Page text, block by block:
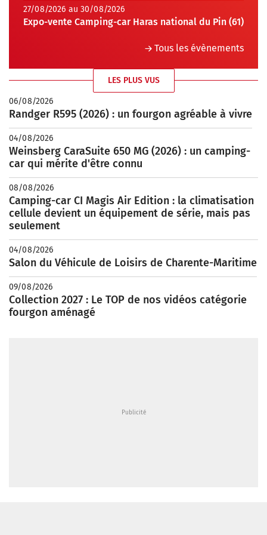
27/08/2026 au 30/08/2026
Expo-vente Camping-car Haras national du Pin (61)
Tous les évènements
LES PLUS VUS
06/08/2026
Randger R595 (2026) : un fourgon agréable à vivre
04/08/2026
Weinsberg CaraSuite 650 MG (2026) : un camping-
car qui mérite d'être connu
08/08/2026
Camping-car CI Magis Air Edition : la climatisation
cellule devient un équipement de série, mais pas
seulement
04/08/2026
Salon du Véhicule de Loisirs de Charente-Maritime
09/08/2026
Collection 2027 : Le TOP de nos vidéos catégorie
fourgon aménagé